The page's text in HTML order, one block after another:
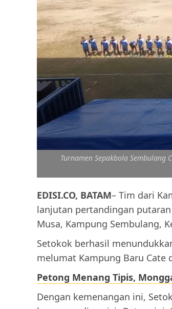
Turnamen Sepakbola
EDISI.CO, BATAM– Tim dari
lanjutan pertandingan
Musa, Kampung Sembulang,
Setokok berhasil
melumat Kampung Baru Cate
Petong Menang Tipis,
Dengan kemenangan ini,